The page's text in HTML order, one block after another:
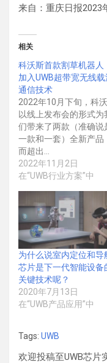
来自：重庆日报2023
相关
科沃斯首款割草机器人
加入UWB超带宽无线载
通信技术
2022年10月下旬，科
以线上发布会的形式为
们带来了两款（准确说
一款和一套）全新产品
而超出…
2022年11月2日
在“UWB行业方案”中
为什么说室内定位和导
芯片是下一代智能设备
关键技术呢？
2020年7月13日
在“UWB产品应用”中
Tags: UWB
欢迎投稿至UWB芯片